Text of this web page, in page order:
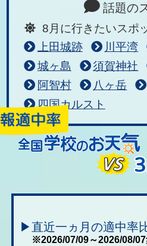
話題の
8月に行きたいスポ
上田城跡
川平湾
城ヶ島
須賀神社
阿智村
八ヶ岳
四国カルスト
▶直近一ヵ月の適中率
※2026/07/09～2026/08/